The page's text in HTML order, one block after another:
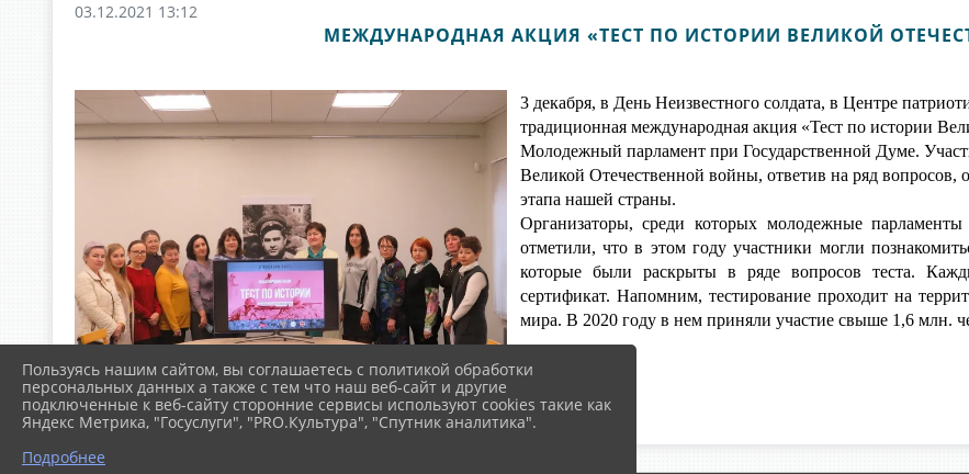
03.12.2021 13:12
МЕЖДУНАРОДНАЯ АКЦИЯ «ТЕСТ ПО ИСТОРИИ ВЕЛИКОЙ
3 декабря, в День Неизвестного солдата, в Центре
традиционная международная акция «Тест по истории
Молодежный парламент при Государственной Думе.
Великой Отечественной войны, ответив на ряд вопросов,
этапа нашей страны.
Организаторы, среди которых молодежные
отметили, что в этом году участники могли
которые были раскрыты в ряде вопросов теста.
сертификат. Напомним, тестирование проходит на
мира. В 2020 году в нем приняли участие свыше 1,6 млн.
Пользуясь нашим сайтом, вы соглашаетесь с политикой обработки
персональных данных а также с тем что наш веб-сайт и другие
подключенные к веб-сайту сторонние сервисы используют cookies такие как
Яндекс Метрика, "Госуслуги", "PRO.Культура", "Спутник аналитика".
Подробнее